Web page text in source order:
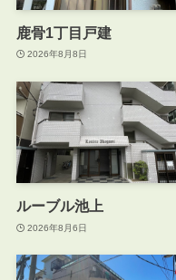
鹿骨1丁目戸建
2026年8月8日
ルーブル池上
2026年8月6日